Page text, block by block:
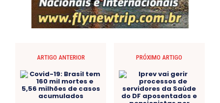
ARTIGO ANTERIOR PRÓXIMO ARTIGO